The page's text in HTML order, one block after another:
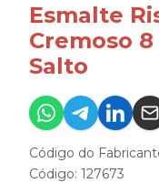
Esmalte
Cremoso
Salto
Código do
Código: 127673